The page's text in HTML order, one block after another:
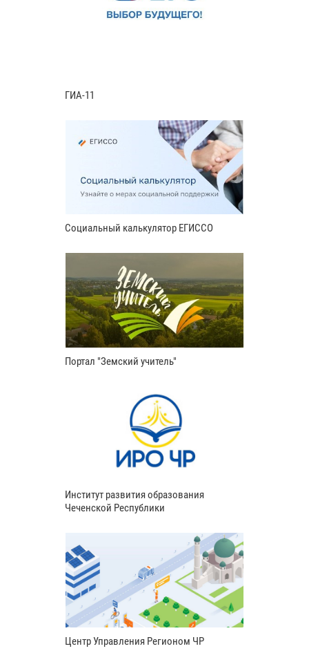
ГИА-11
Социальный калькулятор ЕГИССО
Портал "Земский учитель"
Институт развития образования
Чеченской Республики
Центр Управления Регионом ЧР